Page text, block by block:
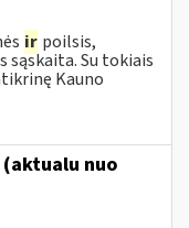
ir poilsis,
sąskaita. Su tokiais
Kauno
nuo